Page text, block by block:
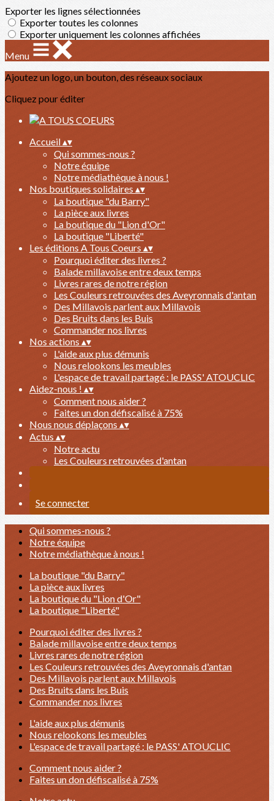
Exporter les lignes sélectionnées
Exporter toutes les colonnes
Exporter uniquement les colonnes affichées
Menu
Ajoutez un logo, un bouton, des réseaux sociaux
Cliquez pour éditer
Accueil▴▾
Qui sommes-nous ?
Notre équipe
Notre médiathèque à nous !
Nos boutiques solidaires ▴▾
La boutique "du Barry"
La pièce aux livres
La boutique du "Lion d'Or"
La boutique "Liberté"
Les éditions A Tous Coeurs ▴▾
Pourquoi éditer des livres ?
Balade millavoise entre deux temps
Livres rares de notre région
Les Couleurs retrouvées des Aveyronnais d'antan
Des Millavois parlent aux Millavois
Des Bruits dans les Buis
Commander nos livres
Nos actions ▴▾
L'aide aux plus démunis
Nous relookons les meubles
L'espace de travail partagé : le PASS' ATOUCLIC
Aidez-nous ! ▴▾
Comment nous aider ?
Faites un don défiscalisé à 75%
Nous nous déplaçons ▴▾
Actus ▴▾
Notre actu
Les Couleurs retrouvées d'antan
Se connecter
Qui sommes-nous ?
Notre équipe
Notre médiathèque à nous !
La boutique "du Barry"
La pièce aux livres
La boutique du "Lion d'Or"
La boutique "Liberté"
Pourquoi éditer des livres ?
Balade millavoise entre deux temps
Livres rares de notre région
Les Couleurs retrouvées des Aveyronnais d'antan
Des Millavois parlent aux Millavois
Des Bruits dans les Buis
Commander nos livres
L'aide aux plus démunis
Nous relookons les meubles
L'espace de travail partagé : le PASS' ATOUCLIC
Comment nous aider ?
Faites un don défiscalisé à 75%